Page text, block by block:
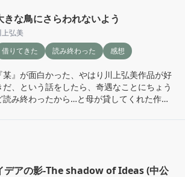
きな鳥にさらわれないよう
上弘美
借りてきた
読み終わった 感想
『某』が面白かった、やはり川上弘美作品が好
だ、という話をしたら、奇遇なことにちょう
読み終わったから…と母が貸してくれた作
デアの影-The shadow of Ideas (中公